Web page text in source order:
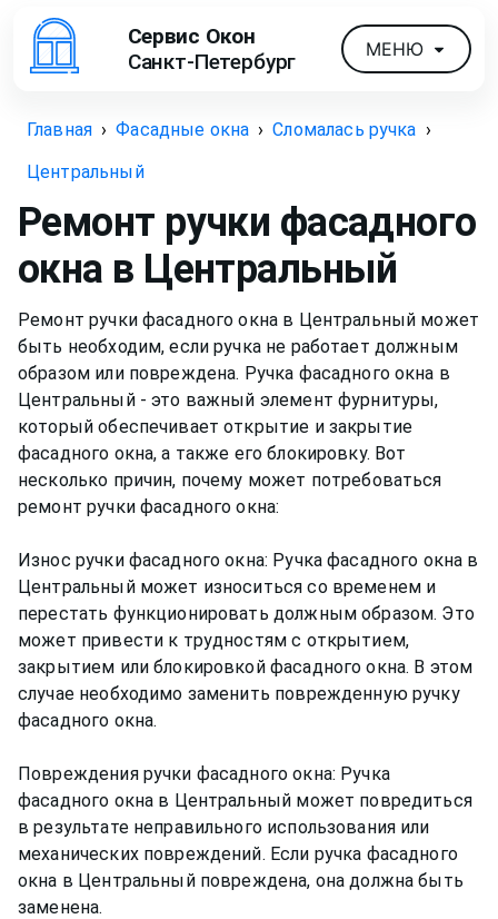
Сервис Окон
Санкт-Петербург
МЕНЮ
Главная › Фасадные окна › Сломалась ручка ›
Центральный
Ремонт ручки фасадного
окна в Центральный
Ремонт ручки фасадного окна в Центральный может
быть необходим, если ручка не работает должным
образом или повреждена. Ручка фасадного окна в
Центральный - это важный элемент фурнитуры,
который обеспечивает открытие и закрытие
фасадного окна, а также его блокировку. Вот
несколько причин, почему может потребоваться
ремонт ручки фасадного окна:
Износ ручки фасадного окна: Ручка фасадного окна в
Центральный может износиться со временем и
перестать функционировать должным образом. Это
может привести к трудностям с открытием,
закрытием или блокировкой фасадного окна. В этом
случае необходимо заменить поврежденную ручку
фасадного окна.
Повреждения ручки фасадного окна: Ручка
фасадного окна в Центральный может повредиться
в результате неправильного использования или
механических повреждений. Если ручка фасадного
окна в Центральный повреждена, она должна быть
заменена.